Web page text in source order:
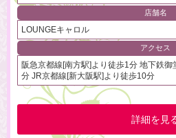
店舗名
LOUNGEキャロル
アクセス
阪急京都線[南方駅]より徒歩1分 地下鉄
分 JR京都線[新大阪駅]より徒歩10分
詳細を見